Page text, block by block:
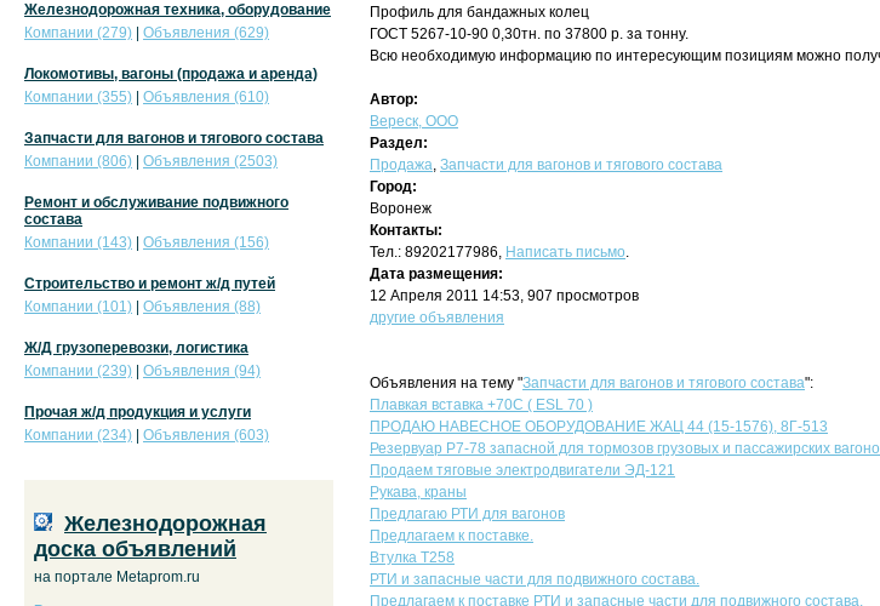
Профиль для бандажных колец
ГОСТ 5267-10-90 0,30тн. по 37800 р. за тонну.
Всю необходимую информацию по интересующим позициям можно
Автор:
Вереск, ООО
Раздел:
Продажа, Запчасти для вагонов и тягового состава
Город:
Воронеж
Контакты:
Тел.: 89202177986, Написать письмо.
Дата размещения:
12 Апреля 2011 14:53, 907 просмотров
другие объявления
Объявления на тему "Запчасти для вагонов и тягового состава":
Плавкая вставка +70С ( ESL 70 )
ПРОДАЮ НАВЕСНОЕ ОБОРУДОВАНИЕ ЖАЦ 44 (15-1576), 8Г-513
Резервуар Р7-78 запасной для тормозов грузовых и пассажирских
Продаем тяговые электродвигатели ЭД-121
Рукава, краны
Предлагаю РТИ для вагонов
Предлагаем к поставке.
Втулка Т258
РТИ и запасные части для подвижного состава.
Предлагаем к поставке РТИ и запасные части для подвижного состава.
Железнодорожная техника, оборудование
Компании (279)
Объявления (629)
Локомотивы, вагоны (продажа и аренда)
Компании (355)
Объявления (610)
Запчасти для вагонов и тягового состава
Компании (806)
Объявления (2503)
Ремонт и обслуживание подвижного
состава
Компании (143)
Объявления (156)
Строительство и ремонт ж/д путей
Компании (101)
Объявления (88)
Ж/Д грузоперевозки, логистика
Компании (239)
Объявления (94)
Прочая ж/д продукция и услуги
Компании (234)
Объявления (603)
Железнодорожная
доска объявлений
на портале Metaprom.ru